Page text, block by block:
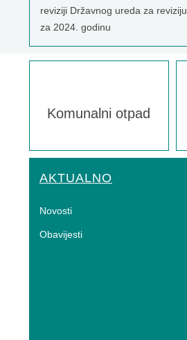
reviziji Državnog ureda za reviziju
za 2024. godinu
Komunalni otpad
AKTUALNO
Novosti
Obavijesti